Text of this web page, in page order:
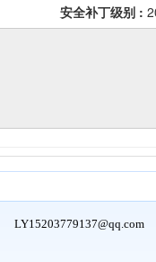
LY15203779137@qq.com